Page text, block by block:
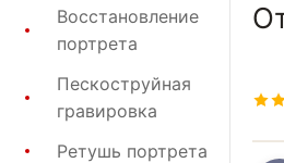
Восстановление
портрета
Пескоструйная
гравировка
Ретушь портрета